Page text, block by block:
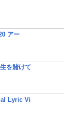
アー
を賭けて
Lyric Vi